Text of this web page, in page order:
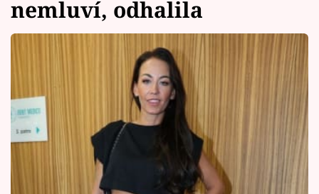
Vztahy
Seriály
Horoskopy
Sledujte prima+
Filmový festival Karlovy Vary
nemluví, odhalila